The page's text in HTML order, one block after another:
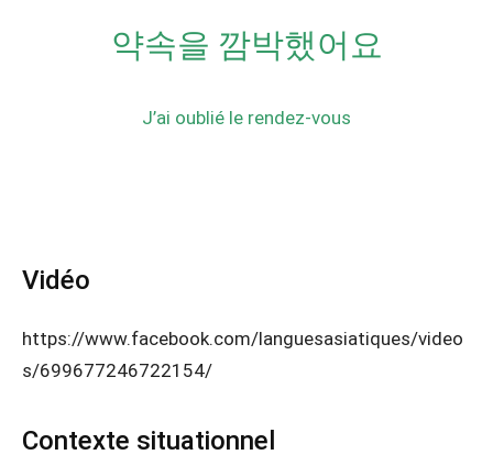
약속을 깜박했어요
J’ai oublié le rendez-vous
Vidéo
https://www.facebook.com/languesasiatiques/video
s/699677246722154/
Contexte situationnel